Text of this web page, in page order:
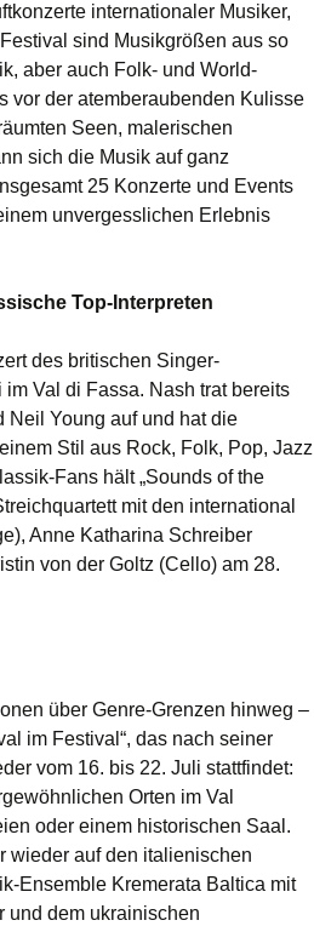
internationaler Musiker,
sind Musikgrößen aus so
aber auch Folk- und World-
vor der atemberaubenden Kulisse
Seen, malerischen
sich die Musik auf ganz
25 Konzerte und Events
unvergesslichen Erlebnis
Top-Interpreten
des britischen Singer-
Val di Fassa. Nash trat bereits
Neil Young auf und hat die
Stil aus Rock, Folk, Pop, Jazz
Fans hält „Sounds of the
mit den international
Anne Katharina Schreiber
von der Goltz (Cello) am 28.
über Genre-Grenzen hinweg –
im Festival“, das nach seiner
vom 16. bis 22. Juli stattfindet:
Orten im Val
oder einem historischen Saal.
wieder auf den italienischen
Ensemble Kremerata Baltica mit
und dem ukrainischen